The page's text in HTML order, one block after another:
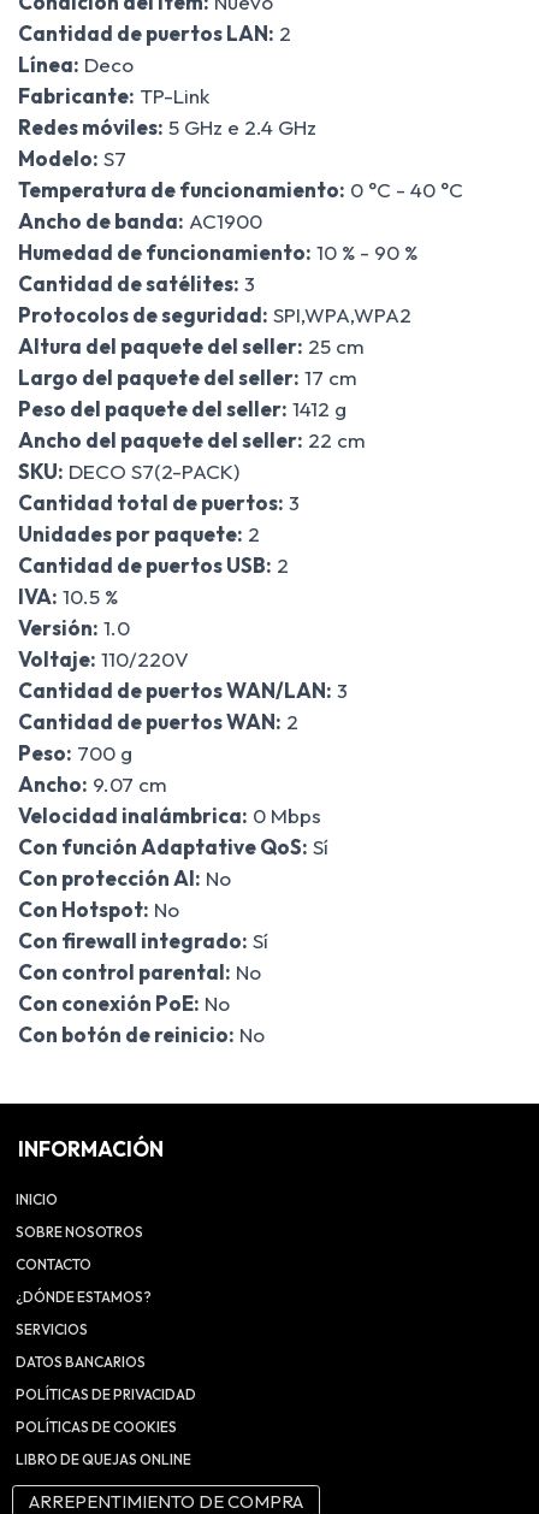
Cantidad de puertos LAN: 2
Línea: Deco
Fabricante: TP-Link
Redes móviles: 5 GHz e 2.4 GHz
Modelo: S7
Temperatura de funcionamiento: 0 °C - 40 °C
Ancho de banda: AC1900
Humedad de funcionamiento: 10 % - 90 %
Cantidad de satélites: 3
Protocolos de seguridad: SPI,WPA,WPA2
Altura del paquete del seller: 25 cm
Largo del paquete del seller: 17 cm
Peso del paquete del seller: 1412 g
Ancho del paquete del seller: 22 cm
SKU: DECO S7(2-PACK)
Cantidad total de puertos: 3
Unidades por paquete: 2
Cantidad de puertos USB: 2
IVA: 10.5 %
Versión: 1.0
Voltaje: 110/220V
Cantidad de puertos WAN/LAN: 3
Cantidad de puertos WAN: 2
Peso: 700 g
Ancho: 9.07 cm
Velocidad inalámbrica: 0 Mbps
Con función Adaptative QoS: Sí
Con protección AI: No
Con Hotspot: No
Con firewall integrado: Sí
Con control parental: No
Con conexión PoE: No
Con botón de reinicio: No
INFORMACIÓN
INICIO
SOBRE NOSOTROS
CONTACTO
¿DÓNDE ESTAMOS?
SERVICIOS
DATOS BANCARIOS
POLÍTICAS DE PRIVACIDAD
POLÍTICAS DE COOKIES
LIBRO DE QUEJAS ONLINE
ARREPENTIMIENTO DE COMPRA